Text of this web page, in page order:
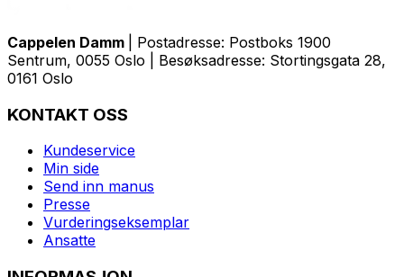
Cappelen Damm
| Postadresse: Postboks 1900
Sentrum, 0055 Oslo | Besøksadresse: Stortingsgata 28,
0161 Oslo
KONTAKT OSS
Kundeservice
Min side
Send inn manus
Presse
Vurderingseksemplar
Ansatte